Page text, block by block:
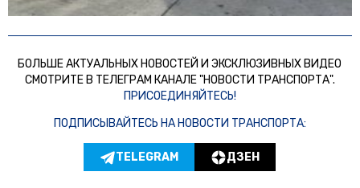
БОЛЬШЕ АКТУАЛЬНЫХ НОВОСТЕЙ И ЭКСКЛЮЗИВНЫХ ВИДЕО
СМОТРИТЕ В ТЕЛЕГРАМ КАНАЛЕ "НОВОСТИ ТРАНСПОРТА".
ПРИСОЕДИНЯЙТЕСЬ!
ПОДПИСЫВАЙТЕСЬ НА НОВОСТИ ТРАНСПОРТА:
TELEGRAM ДЗЕН